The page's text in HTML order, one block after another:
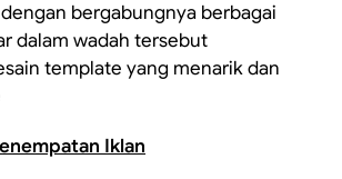
bergabungnya berbagai
dalam wadah tersebut
template yang menarik dan
Iklan